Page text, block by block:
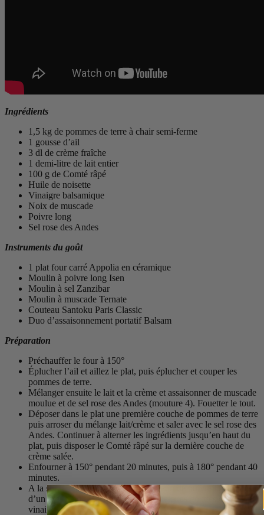
Ingrédients
1,5 kg de pommes de terre à chair semi-ferme
1 gousse d’ail
3 dl de crème fraîche
1 demi-litre de lait entier
100 g de Comté râpé
Huile de noisette
Vinaigre balsamique
Noix de muscade
Poivre long
Sel rose des Andes
Instruments du goût
1 plat four carré Appolia en céramique
Moulin à poivre long Isen
Moulin à sel Zanzibar
Moulin à muscade Ternate
Couteau Santoku Paris Classic
Duo d’assaisonnement portatif Balsam
Préparation
Préchauffer le four à 150°
Éplucher l’ail et aillez le plat, puis éplucher et couper les
pommes de terre.
Mélanger ensuite le lait et la crème et assaisonner de muscade
moulue et de sel rose des Andes (mouture 4). Fouetter le tout.
Déposer dans le plat une première couche de pommes de terre
puis arroser du mélange lait/crème et saler avec le sel rose des
Andes. Continuer à alterner les ingrédients jusqu’en haut du
plat, puis disposer le Comté râpé sur la dernière couche de
crème salée.
Enfourner à 150° pendant 20 minutes, puis à 180° pendant 40
minutes.
A la sortie du four, assaisonner le gratin de poivre long moulu,
d’un filet d’huile de noisette et de quelques gouttes de
vinaigre balsamique.